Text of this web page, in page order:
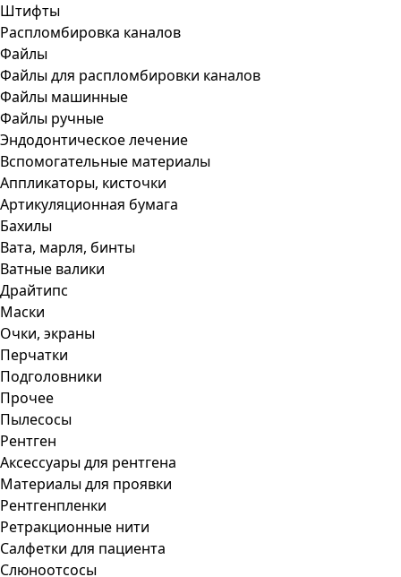
Штифты
Распломбировка каналов
Файлы
Файлы для распломбировки каналов
Файлы машинные
Файлы ручные
Эндодонтическое лечение
Вспомогательные материалы
Аппликаторы, кисточки
Артикуляционная бумага
Бахилы
Вата, марля, бинты
Ватные валики
Драйтипс
Маски
Очки, экраны
Перчатки
Подголовники
Прочее
Пылесосы
Рентген
Аксессуары для рентгена
Материалы для проявки
Рентгенпленки
Ретракционные нити
Салфетки для пациента
Слюноотсосы